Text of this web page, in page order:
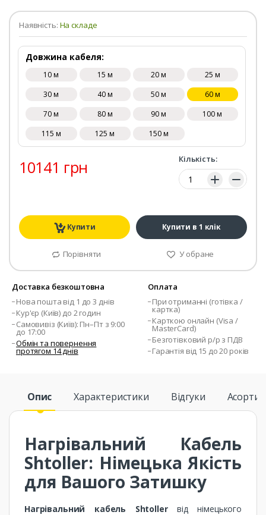
Наявність: На складе
Довжина кабеля:
10 м 15 м 20 м
25 м
30 м
40 м 50 м
60 м
70 м
80 м 90 м
100 м
115 м
125 м 150 м
10141 грн Кількість:
Кількість:
Купити Купити в 1 клік
Порівняти У обране
Доставка безкоштовна
Нова пошта від 1 до 3 днів
Кур'єр (Київ) до 2 годин
Самовивіз (Київ): Пн–Пт з 9:00
до 17:00
Обмін та повернення
протягом 14 днів
Оплата
При отриманні (готівка /
картка)
Карткою онлайн (Visa /
MasterCard)
Безготівковий р/р з ПДВ
Гарантія від 15 до 20 років
Опис Характеристики Відгуки
Нагрівальний Кабель
Shtoller: Німецька Якість
для Вашого Затишку
Нагрівальний кабель Shtollerвід німецького